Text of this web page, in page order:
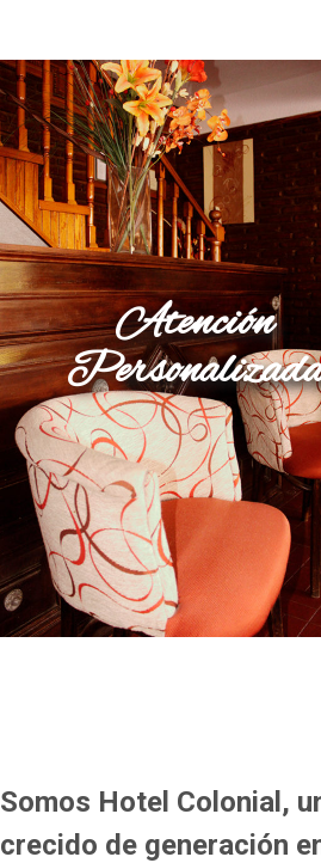
Atención
Somos Hotel Colonial,
crecido de generación